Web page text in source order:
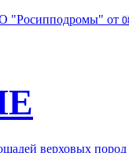
"Росипподромы" от
верховых